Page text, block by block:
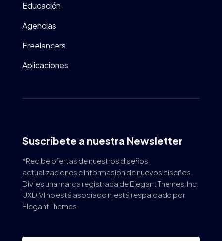
Educación
Agencias
Freelancers
Aplicaciones
Suscríbete a nuestra Newsletter
*Recibe ofertas de nuestros diseños,
actualizaciones e información de nuevos diseños.
Divi es una marca registrada de Elegant Themes, Inc.
UXDIVI no está asociado ni está respaldado por
Elegant Themes.